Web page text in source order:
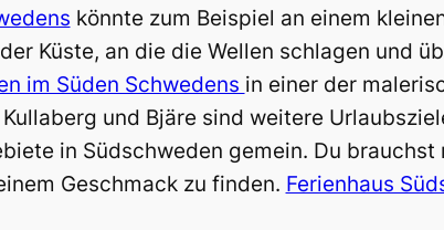
könnte zum Beispiel an einem
Küste, an die die Wellen schlagen und
im Süden Schwedens in einer der
und Bjäre sind weitere
in Südschweden gemein. Du
Geschmack zu finden. Ferienhaus